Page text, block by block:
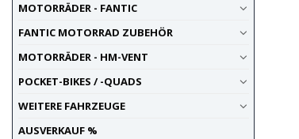
MOTORRÄDER - FANTIC
FANTIC MOTORRAD ZUBEHÖR
MOTORRÄDER - HM-VENT
POCKET-BIKES / -QUADS
WEITERE FAHRZEUGE
AUSVERKAUF %